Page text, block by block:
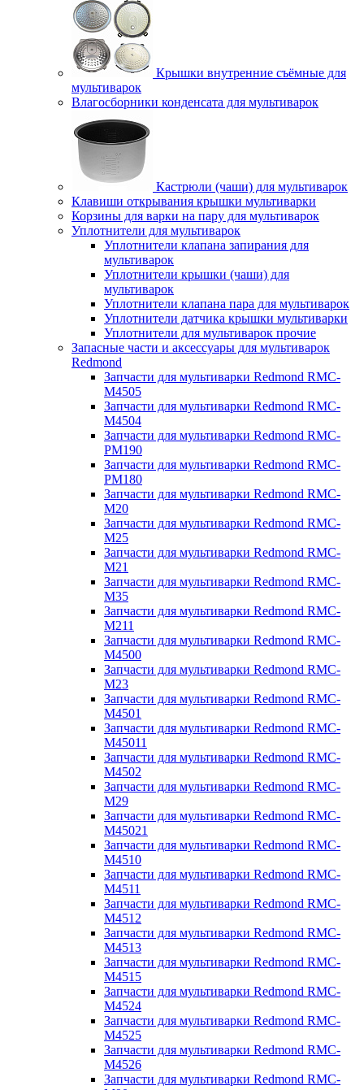
Крышки внутренние съёмные для
мультиварок
Влагосборники конденсата для мультиварок
Кастрюли (чаши) для мультиварок
Клавиши открывания крышки мультиварки
Корзины для варки на пару для мультиварок
Уплотнители для мультиварок
Уплотнители клапана запирания для
мультиварок
Уплотнители крышки (чаши) для
мультиварок
Уплотнители клапана пара для мультиварок
Уплотнители датчика крышки мультиварки
Уплотнители для мультиварок прочие
Запасные части и аксессуары для мультиварок
Redmond
Запчасти для мультиварки Redmond RMC-
M4505
Запчасти для мультиварки Redmond RMC-
M4504
Запчасти для мультиварки Redmond RMC-
PM190
Запчасти для мультиварки Redmond RMC-
PM180
Запчасти для мультиварки Redmond RMC-
M20
Запчасти для мультиварки Redmond RMC-
M25
Запчасти для мультиварки Redmond RMC-
M21
Запчасти для мультиварки Redmond RMC-
M35
Запчасти для мультиварки Redmond RMC-
M211
Запчасти для мультиварки Redmond RMC-
M4500
Запчасти для мультиварки Redmond RMC-
M23
Запчасти для мультиварки Redmond RMC-
M4501
Запчасти для мультиварки Redmond RMC-
M45011
Запчасти для мультиварки Redmond RMC-
M4502
Запчасти для мультиварки Redmond RMC-
M29
Запчасти для мультиварки Redmond RMC-
M45021
Запчасти для мультиварки Redmond RMC-
M4510
Запчасти для мультиварки Redmond RMC-
M4511
Запчасти для мультиварки Redmond RMC-
M4512
Запчасти для мультиварки Redmond RMC-
M4513
Запчасти для мультиварки Redmond RMC-
M4515
Запчасти для мультиварки Redmond RMC-
M4524
Запчасти для мультиварки Redmond RMC-
M4525
Запчасти для мультиварки Redmond RMC-
M4526
Запчасти для мультиварки Redmond RMC-